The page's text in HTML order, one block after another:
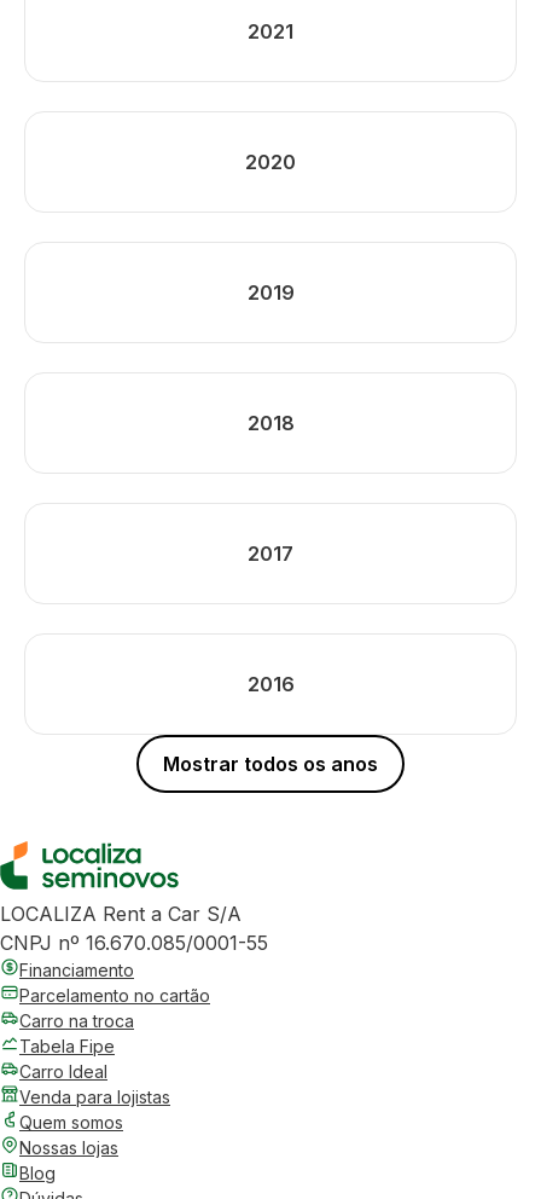
2021
2020
2019
2018
2017
2016
Mostrar todos os anos
LOCALIZA Rent a Car S/A
CNPJ nº 16.670.085/0001-55
Financiamento
Parcelamento no cartão
Carro na troca
Tabela Fipe
Carro Ideal
Venda para lojistas
Quem somos
Nossas lojas
Blog